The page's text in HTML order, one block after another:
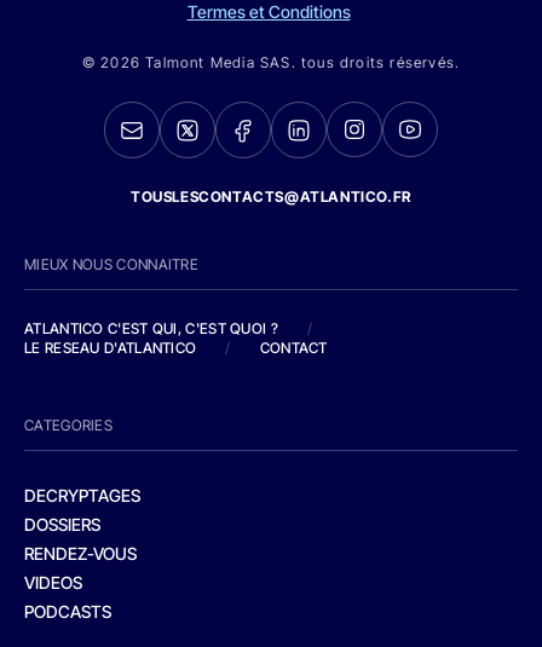
Termes et Conditions
© 2026 Talmont Media SAS. tous droits réservés.
TOUSLESCONTACTS@ATLANTICO.FR
MIEUX NOUS CONNAITRE
ATLANTICO C'EST QUI, C'EST QUOI ?
/
LE RESEAU D'ATLANTICO
/ CONTACT
CATEGORIES
DECRYPTAGES
DOSSIERS
RENDEZ-VOUS
VIDEOS
PODCASTS